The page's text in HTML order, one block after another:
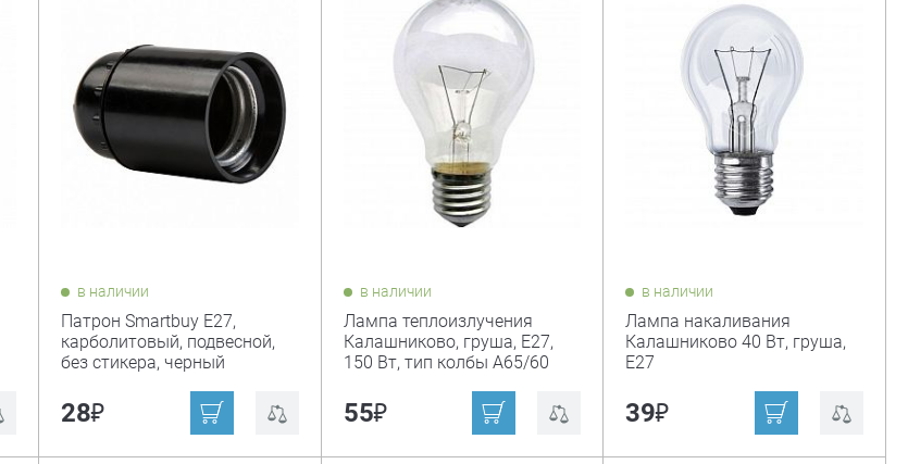
в наличии
Патрон Smartbuy Е27,
карболитовый, подвесной,
без стикера, черный
28₽
в наличии
Лампа теплоизлучения
Калашниково, груша, Е27,
150 Вт, тип колбы А65/60
55₽
в наличии
Лампа накаливания
Калашниково 40 Вт, груша,
Е27
39₽